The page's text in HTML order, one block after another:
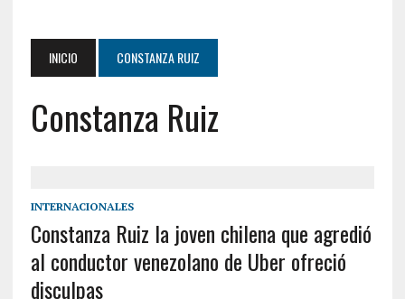
INICIO CONSTANZA RUIZ
Constanza Ruiz
INTERNACIONALES
Constanza Ruiz la joven chilena que agredió
al conductor venezolano de Uber ofreció
disculpas